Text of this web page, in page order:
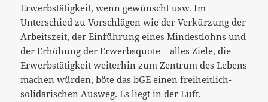
Erwerbstätigkeit, wenn gewünscht usw. Im
Unterschied zu Vorschlägen wie der Verkürzung der
Arbeitszeit, der Einführung eines Mindestlohns und
der Erhöhung der Erwerbsquote – alles Ziele, die
Erwerbstätigkeit weiterhin zum Zentrum des Lebens
machen würden, böte das bGE einen freiheitlich-
solidarischen Ausweg. Es liegt in der Luft.